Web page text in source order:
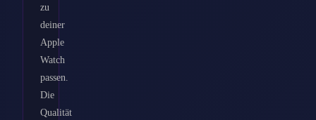
zu
deiner
Apple
Watch
passen.
Die
Qualität